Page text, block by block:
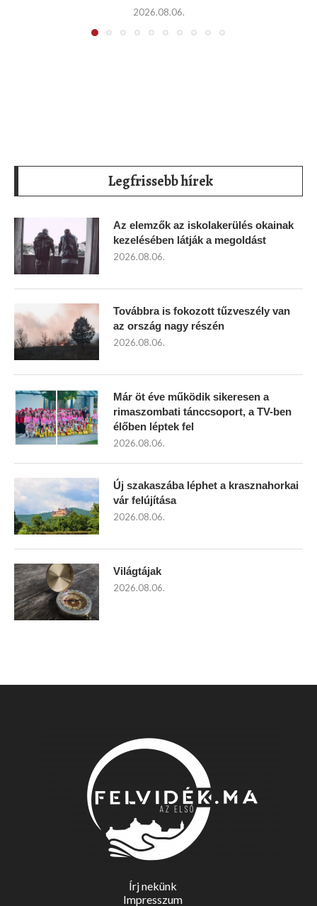
2026.08.06.
Legfrissebb hírek
Az elemzők az iskolakerülés okainak
kezelésében látják a megoldást
2026.08.06.
Továbbra is fokozott tűzveszély van
az ország nagy részén
2026.08.06.
Már öt éve működik sikeresen a
rimaszombati tánccsoport, a TV-ben
élőben léptek fel
2026.08.06.
Új szakaszába léphet a krasznahorkai
vár felújítása
2026.08.06.
Világtájak
2026.08.06.
Írj nekünk
Impresszum